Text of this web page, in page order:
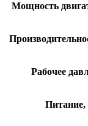
Мощность
Рабочее